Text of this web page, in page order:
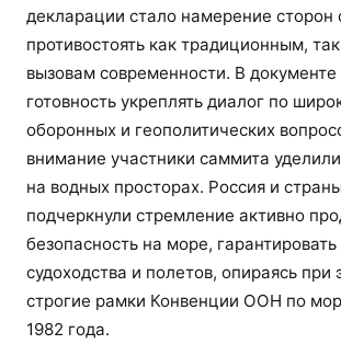
декларации стало намерение сторон
противостоять как традиционным,
вызовам современности. В документе
готовность укреплять диалог по
оборонных и геополитических
внимание участники саммита
на водных просторах. Россия и
подчеркнули стремление активно
безопасность на море,
судоходства и полетов, опираясь при
строгие рамки Конвенции ООН по
1982 года.